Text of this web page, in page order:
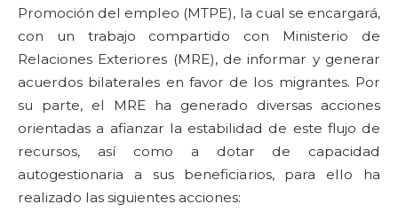
Promoción del empleo (MTPE), la cual se encargará,
con un trabajo compartido con Ministerio de
Relaciones Exteriores (MRE), de informar y generar
acuerdos bilaterales en favor de los migrantes. Por
su parte, el MRE ha generado diversas acciones
orientadas a afianzar la estabilidad de este flujo de
recursos, así como a dotar de capacidad
autogestionaria a sus beneficiarios, para ello ha
realizado las siguientes acciones: